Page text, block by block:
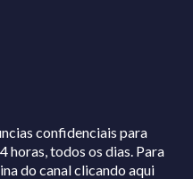
confidenciais para
horas, todos os dias. Para
do canalclicando aqui